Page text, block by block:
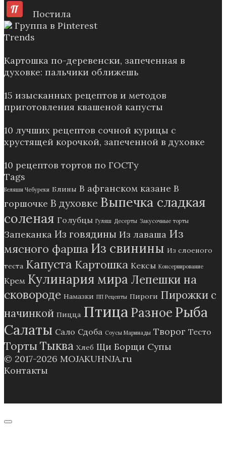
Постила
Группа в Pinterest
Trends
Картошка по-деревенски, запеченная в
духовке: пальчики оближешь
15 изысканных рецептов и методов
приготовления квашеной капусты
10 лучших рецептов сочной курицы с
хрустящей корочкой, запеченной в духовке
10 рецептов тортов по ГОСТу
Tags
Беляши Чебуреки Блины В афганском казане В
горшочке В духовке Выпечка сладкая
соленая Голубцы Гуляш Десерты Закусочные торты
Запеканка Из говядины Из лаваша Из
мясного фарша Из свинины Из слоеного
теста Капуста Картошка Кексы Консервирование
Крем Кулинария мира Лепешки на
сковороде Намазки ПП Рецепты Пироги Пирожки с
начинкой Пицца ПтицаРазное Рыба
Салаты Сало Сдоба Соусы Маринады Творог Тесто
ТортыТыква Хлеб Щи Борщи Супы
© 2017-2026 MOJAKUHNJA.ru
Контакты